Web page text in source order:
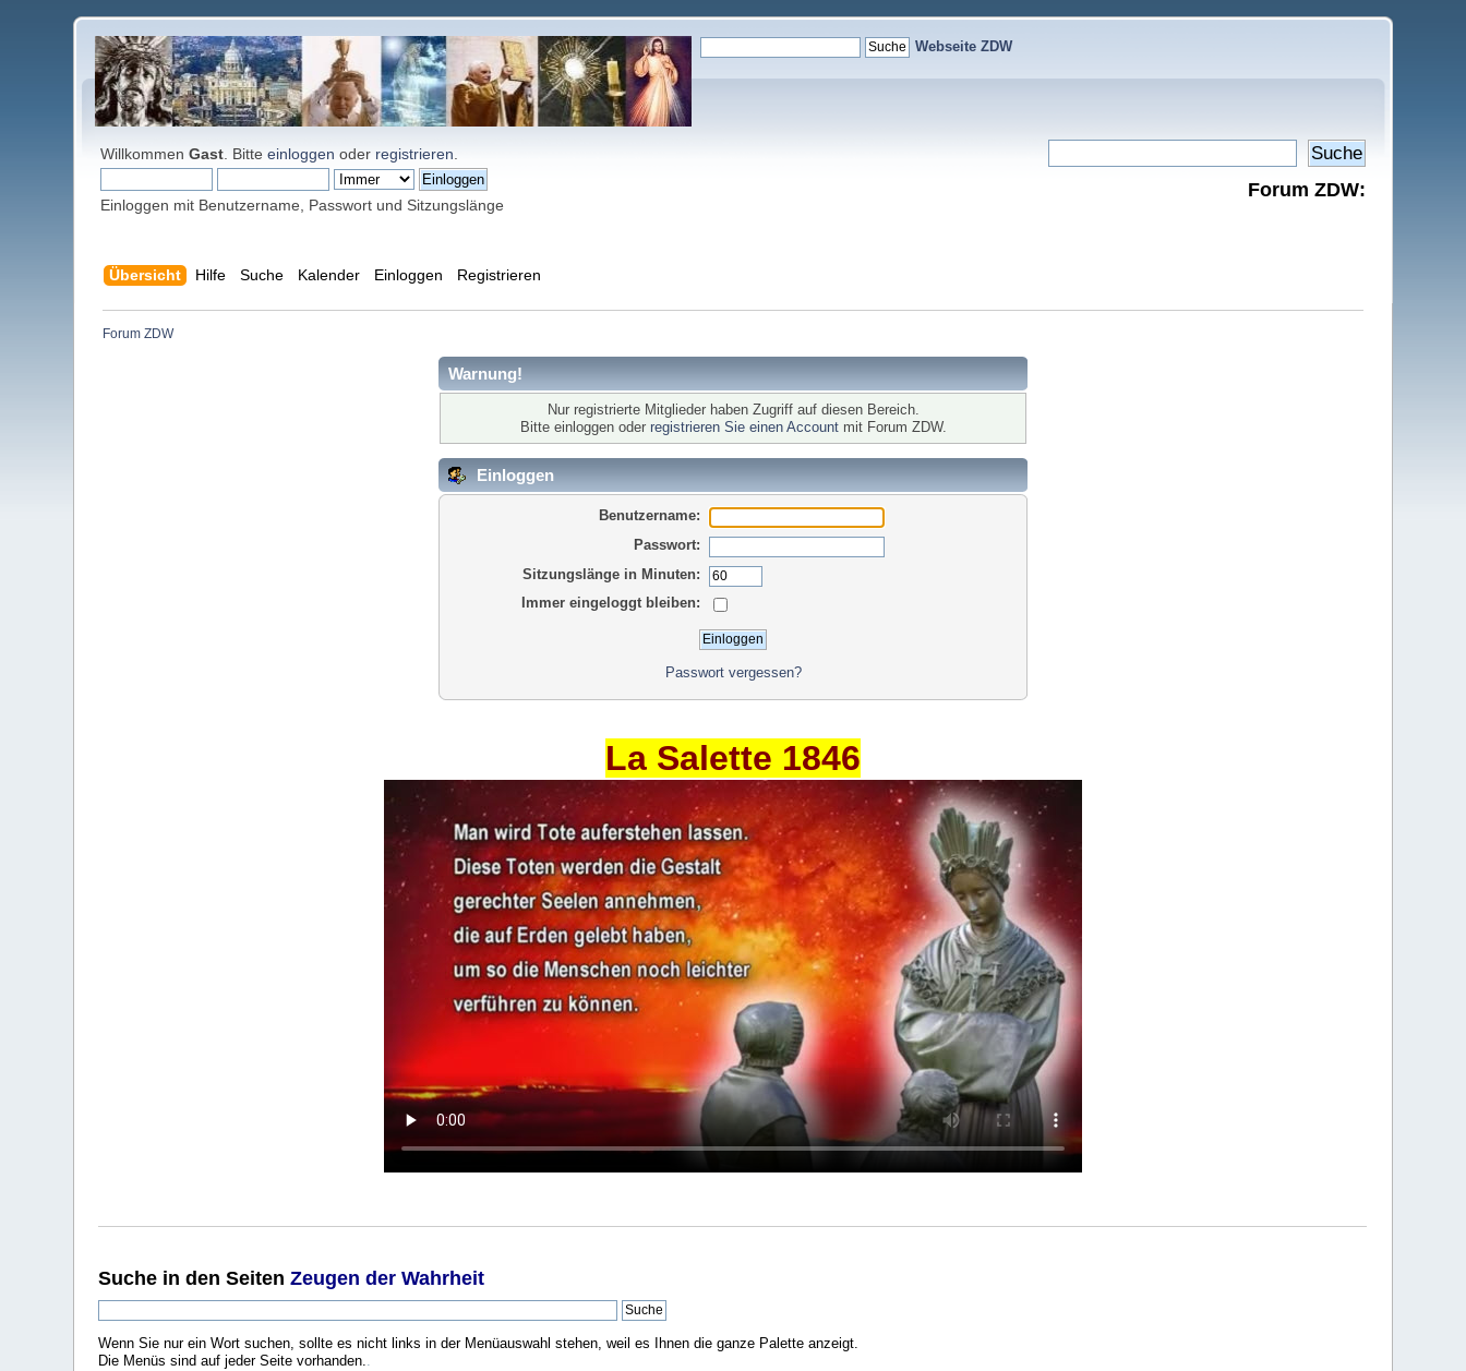
Webseite ZDW
WillkommenGast . Bitteeinloggen oder registrieren
Einloggen mit Benutzername, Passwort und Sitzungslänge
Forum ZDW:
Übersicht Hilfe Suche Kalender Einloggen Registrieren
Forum ZDW
Warnung!
Nur registrierte Mitglieder haben Zugriff auf diesen Bereich.
Bitte einloggen oder registrieren Sie einen Accountmit Forum ZDW.
Einloggen
Benutzername:
Passwort:
Sitzungslänge in Minuten:
Immer eingeloggt bleiben:
Passwort vergessen?
La Salette 1846
Suche in den SeitenZeugen der Wahrheit
Wenn Sie nur ein Wort suchen, sollte es nicht links in der Menüauswahl stehen, weil es Ihnen die ganze Palette anzeigt.
Die Menüs sind auf jeder Seite vorhanden..